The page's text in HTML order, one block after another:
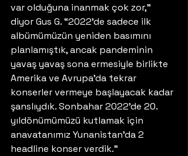
var olduğuna inanmak çok zor,”
diyor Gus G. “2022’de sadece ilk
albümümüzün yeniden basımını
planlamıştık, ancak pandeminin
yavaş yavaş sona ermesiyle birlikte
Amerika ve Avrupa’da tekrar
konserler vermeye başlayacak kadar
şanslıydık. Sonbahar 2022’de 20.
yıldönümümüzü kutlamak için
anavatanımız Yunanistan’da 2
headline konser verdik.”